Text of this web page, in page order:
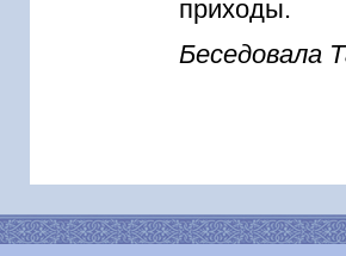
приходы.
Беседовала